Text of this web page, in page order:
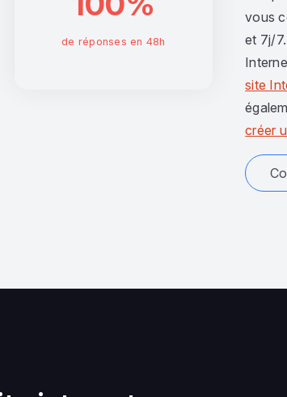
de réponses en 48h
vous
et 7j/
site
créer